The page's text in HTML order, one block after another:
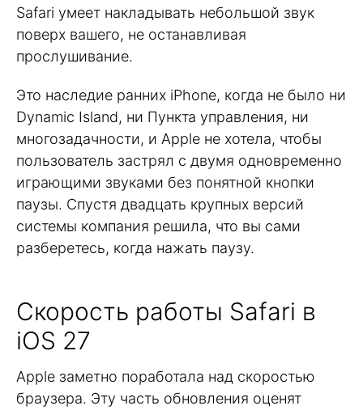
Safari умеет накладывать небольшой звук
поверх вашего, не останавливая
прослушивание.
Это наследие ранних iPhone, когда не было ни
Dynamic Island, ни Пункта управления, ни
многозадачности, и Apple не хотела, чтобы
пользователь застрял с двумя одновременно
играющими звуками без понятной кнопки
паузы. Спустя двадцать крупных версий
системы компания решила, что вы сами
разберетесь, когда нажать паузу.
Скорость работы Safari в
iOS 27
Apple заметно поработала над скоростью
браузера. Эту часть обновления оценят